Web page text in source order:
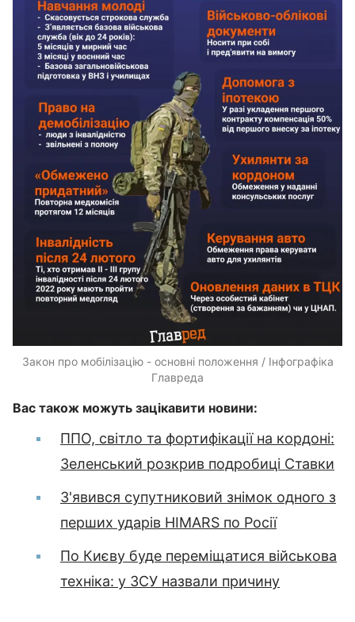
Закон про мобілізацію - основні положення / Інфографіка
Главреда
Вас також можуть зацікавити новини:
ППО, світло та фортифікації на кордоні:
Зеленський розкрив подробиці Ставки
З'явився супутниковий знімок одного з
перших ударів HIMARS по Росії
По Києву буде переміщатися військова
техніка: у ЗСУ назвали причину